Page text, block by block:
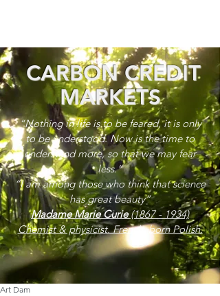
CARBON CREDIT
MARKETS
“Nothing in life is to be feared, it is only
to be understood. Now is the time to
understand more, so that we may fear
less.”
“I am among those who think that science
has great beauty”
Madame Marie Curie(1867 - 1934)
Chemist & physicist. French, born Polish.
Art Dam